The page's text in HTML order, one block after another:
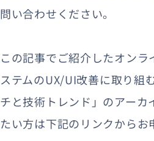
問い合わせください。
この記事でご紹介したオン
ステムのUX/UI改善に取り組
チと技術トレンド」のアーカ
たい方は下記のリンクからお